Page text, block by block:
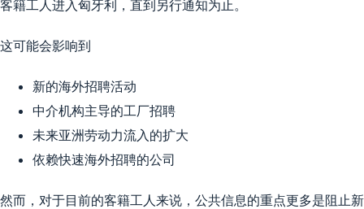
客籍工人进入匈牙利，直到另行通知为止。
这可能会影响到
新的海外招聘活动
中介机构主导的工厂招聘
未来亚洲劳动力流入的扩大
依赖快速海外招聘的公司
然而，对于目前的客籍工人来说，公共信息的重点更多是阻止新